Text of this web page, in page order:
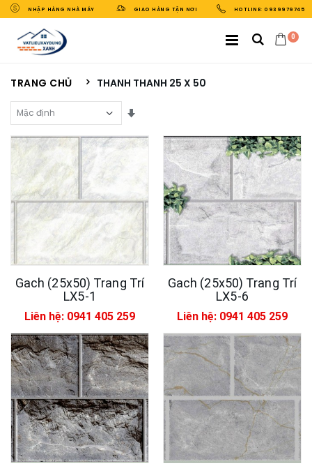
NHẬP HÀNG NHÀ MÁY GIAO HÀNG TẬN NƠI HOTLINE: 0939979745
0
TRANG CHỦ THANH THANH 25 X 50
Sắp Xếp Theo
Gach (25x50) Trang Trí
LX5-1
Liên hệ: 0941 405 259
Gach (25x50) Trang Trí
LX5-6
Liên hệ: 0941 405 259